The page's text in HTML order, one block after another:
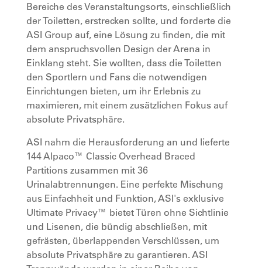
Bereiche des Veranstaltungsorts, einschließlich
der Toiletten, erstrecken sollte, und forderte die
ASI Group auf, eine Lösung zu finden, die mit
dem anspruchsvollen Design der Arena in
Einklang steht. Sie wollten, dass die Toiletten
den Sportlern und Fans die notwendigen
Einrichtungen bieten, um ihr Erlebnis zu
maximieren, mit einem zusätzlichen Fokus auf
absolute Privatsphäre.
ASI nahm die Herausforderung an und lieferte
144 Alpaco™ Classic Overhead Braced
Partitions zusammen mit 36
Urinalabtrennungen. Eine perfekte Mischung
aus Einfachheit und Funktion, ASI's exklusive
Ultimate Privacy™ bietet Türen ohne Sichtlinie
und Lisenen, die bündig abschließen, mit
gefrästen, überlappenden Verschlüssen, um
absolute Privatsphäre zu garantieren. ASI